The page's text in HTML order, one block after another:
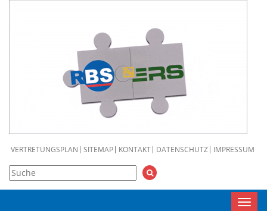
VERTRETUNGSPLAN SITEMAP KONTAKT DATENSCHUTZ IMPRESSUM